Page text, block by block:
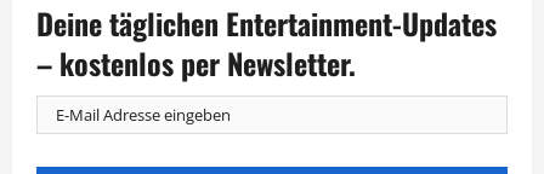
Schnelle
Füße
Hans
Sarpei
Deine täglichen Entertainment-Updates
– kostenlos per Newsletter.